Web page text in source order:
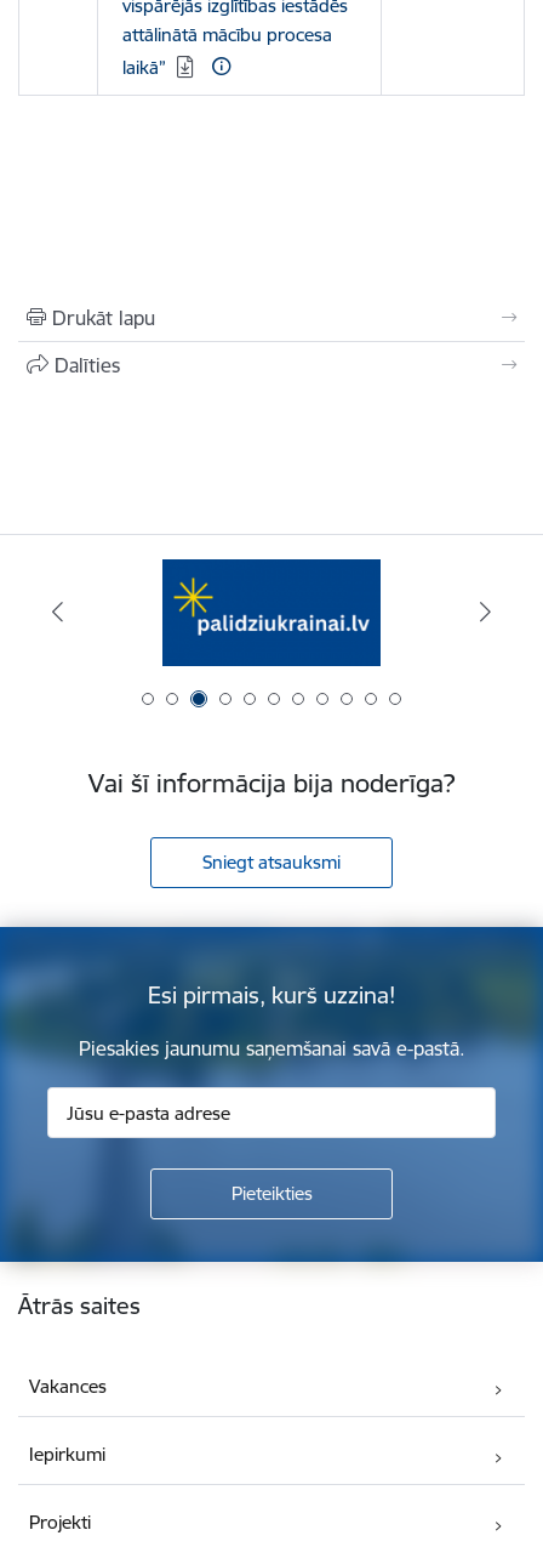
vispārējās izglītības iestādēs
attālinātā mācību procesa
laikā”
Drukāt lapu
Dalīties
Vai šī informācija bija noderīga?
Sniegt atsauksmi
Esi pirmais, kurš uzzina!
Piesakies jaunumu saņemšanai savā e-pastā.
Kājene
Ātrās saites
Vakances
Iepirkumi
Projekti